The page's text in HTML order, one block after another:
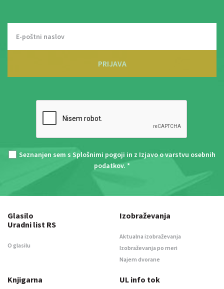
PRIJAVA
Seznanjen sem s Splošnimi pogoji in z Izjavo o varstvu osebnih
podatkov. *
Glasilo
Uradni list RS
O glasilu
Izobraževanja
Aktualna izobraževanja
Izobraževanja po meri
Najem dvorane
Knjigarna UL info tok